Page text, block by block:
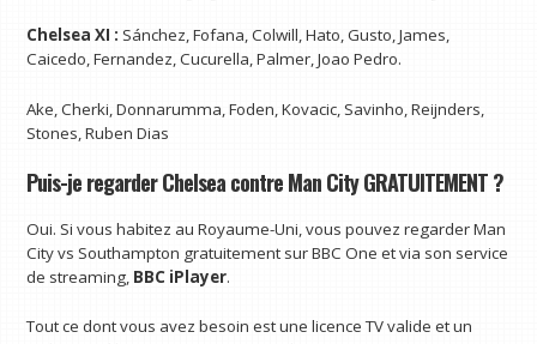
Chelsea XI : Sánchez, Fofana, Colwill, Hato, Gusto, James,
Caicedo, Fernandez, Cucurella, Palmer, Joao Pedro.
Ake, Cherki, Donnarumma, Foden, Kovacic, Savinho, Reijnders,
Stones, Ruben Dias
Puis-je regarder Chelsea contre Man City GRATUITEMENT ?
Oui. Si vous habitez au Royaume-Uni, vous pouvez regarder Man
City vs Southampton gratuitement sur BBC One et via son service
de streaming, BBC iPlayer.
Tout ce dont vous avez besoin est une licence TV valide et un